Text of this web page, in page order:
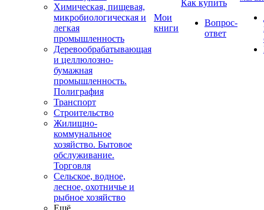
Химическая, пищевая,
микробиологическая и
легкая
промышленность
Деревообрабатывающая
и целлюлозно-
бумажная
промышленность.
Полиграфия
Транспорт
Строительство
Жилищно-
коммунальное
хозяйство. Бытовое
обслуживание.
Торговля
Сельское, водное,
лесное, охотничье и
рыбное хозяйство
Ещё
Мои
книги
Как купить
Вопрос-
ответ